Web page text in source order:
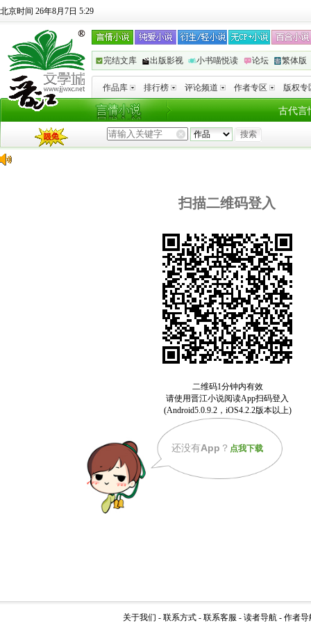
北京时间 26年8月7日 5:29
完结文库 出版影视 小书喵悦读 论坛 繁体版
作品库 排行榜 评论频道 作者专区 版权专
古代言
扫描二维码登入
还没有App ？ 点我下载
关于我们 - 联系方式 - 联系客服 - 读者导航 - 作者导